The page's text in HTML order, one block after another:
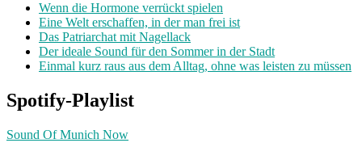
Wenn die Hormone verrückt spielen
Eine Welt erschaffen, in der man frei ist
Das Patriarchat mit Nagellack
Der ideale Sound für den Sommer in der Stadt
Einmal kurz raus aus dem Alltag, ohne was leisten zu müssen
Spotify-Playlist
Sound Of Munich Now